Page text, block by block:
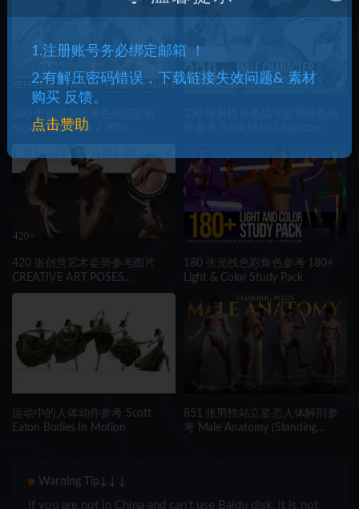
Superhero Poses 2 300+
Turnarounds
420 张创意艺术姿势参考图片
CREATIVE ART POSES
420+Reference Pictures
180 张光线色彩角色参考 180+
Light & Color Study Pack
运动中的人体动作参考 Scott
Eaton Bodies In Motion
851 张男性站立姿态人体解剖参
考 Male Anatomy (Standing
Warning Tip↓↓↓
If you are not in China and can’t use Baidu disk, it is not
1.注册账号务必绑定邮箱 ！
2.有解压密码错误，下载链接失效问题& 素材
购买 反馈。
点击赞助